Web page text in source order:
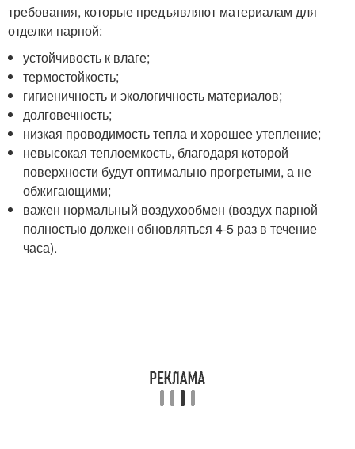
требования, которые предъявляют материалам для
отделки парной:
устойчивость к влаге;
термостойкость;
гигиеничность и экологичность материалов;
долговечность;
низкая проводимость тепла и хорошее утепление;
невысокая теплоемкость, благодаря которой
поверхности будут оптимально прогретыми, а не
обжигающими;
важен нормальный воздухообмен (воздух парной
полностью должен обновляться 4-5 раз в течение
часа).